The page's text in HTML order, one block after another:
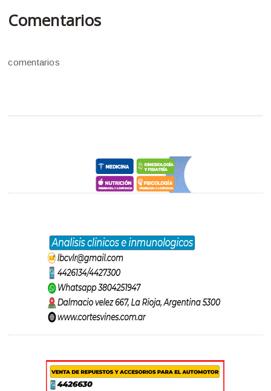
Comentarios
comentarios